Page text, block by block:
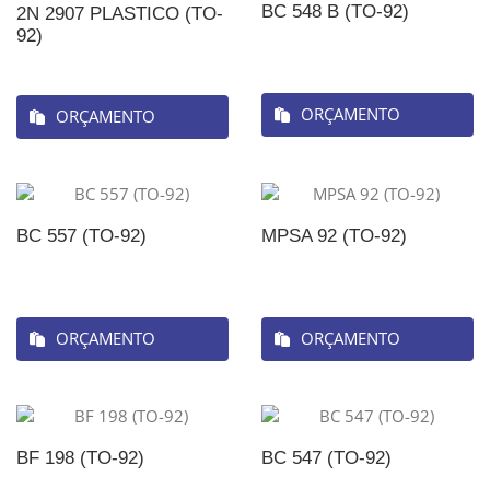
2N 2907 PLASTICO (TO-
92)
ORÇAMENTO
BC 548 B (TO-92)
ORÇAMENTO
BC 557 (TO-92)
ORÇAMENTO
MPSA 92 (TO-92)
ORÇAMENTO
BF 198 (TO-92) BC 547 (TO-92)